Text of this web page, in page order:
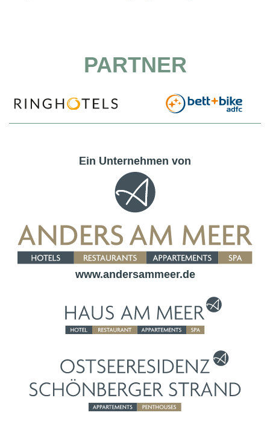
PARTNER
Ein Unternehmen von
www.andersammeer.de